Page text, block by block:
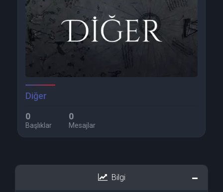
Diğer
0
Başlıklar
0
Mesajlar
Bilgi